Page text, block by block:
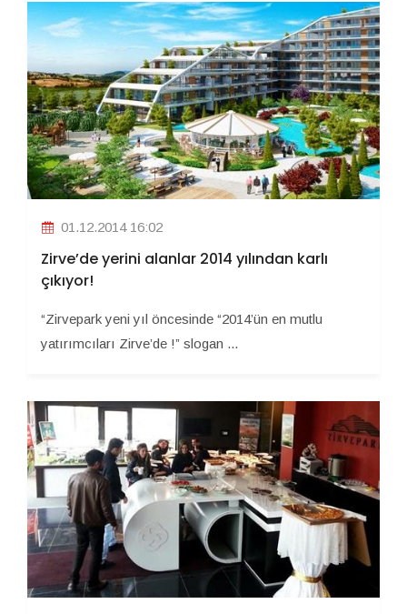
01.12.2014 16:02
Zirve’de yerini alanlar 2014 yılından karlı
çıkıyor!
“Zirvepark yeni yıl öncesinde “2014’ün en mutlu
yatırımcıları Zirve’de !” slogan ...